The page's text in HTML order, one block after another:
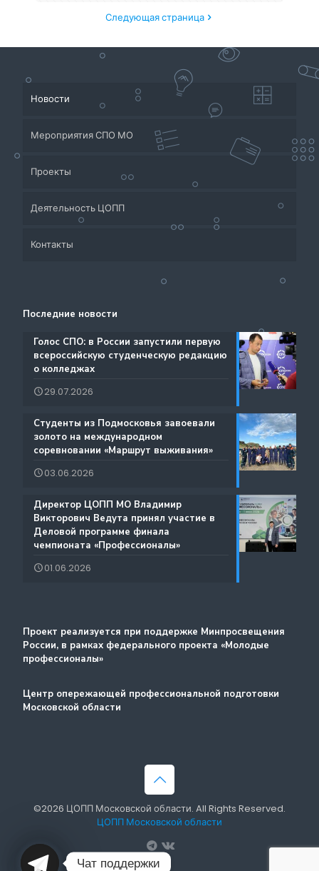
Следующая страница
Новости
Мероприятия СПО МО
Проекты
Приёмная кампания
Система СПО Московской области
Аналитический отдел содействия трудоустройству
Каталог образовательных программ
Международная деятельность
Региональный проект по Профориентации
Дополнительные образовательные услуги
Методический портал
Деятельность ЦОПП
Банк партнеров
Центр содействия занятости учащейся молодежи и
Документы
Истории Успеха
Благодарности
Фестиваль профессий «Путь навыков»
Атлас доступных профессий для лиц с
интеллектуальными нарушениями
Контакты
Ресурсы ЦОПП МО
Последние новости
️Голос СПО: в России запустили первую
всероссийскую студенческую редакцию
о колледжах
29.07.2026
️Студенты из Подмосковья завоевали
золото на международном
соревновании «Маршрут выживания»
03.06.2026
️Директор ЦОПП МО Владимир
Викторович Ведута принял участие в
Деловой программе финала
чемпионата «Профессионалы»
01.06.2026
Проект реализуется при поддержке Минпросвещения
России, в рамках федерального проекта «Молодые
профессионалы»
Центр опережающей профессиональной подготовки
Московской области
©2026 ЦОПП Московской области. All Rights Reserved.
ЦОПП Московской области
Чат поддержки